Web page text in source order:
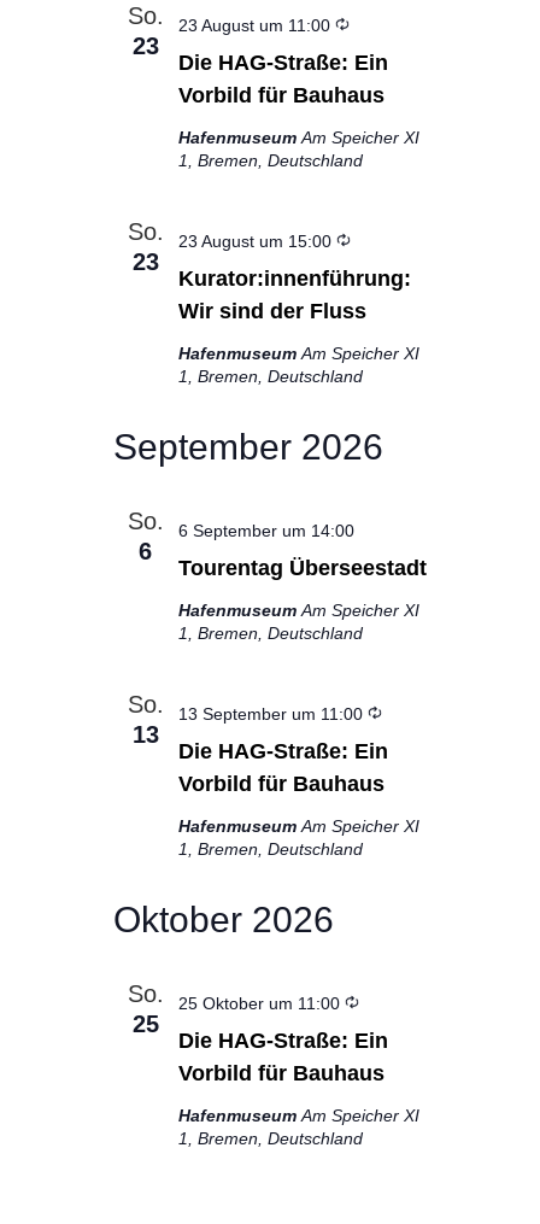
So.
23
Die HAG-Straße: Ein
Vorbild für Bauhaus
23 August um 11:00 Wiederholung
Hafenmuseum Am Speicher XI
1, Bremen, Deutschland
So.
23
Kurator:innenführung:
Wir sind der Fluss
23 August um 15:00 Wiederholung
Hafenmuseum Am Speicher XI
1, Bremen, Deutschland
September 2026
So.
6
Tourentag Überseestadt
6 September um 14:00
Hafenmuseum Am Speicher XI
1, Bremen, Deutschland
So.
13
Die HAG-Straße: Ein
Vorbild für Bauhaus
13 September um 11:00 Wiederholung
Hafenmuseum Am Speicher XI
1, Bremen, Deutschland
Oktober 2026
So.
25
Die HAG-Straße: Ein
Vorbild für Bauhaus
25 Oktober um 11:00 Wiederholung
Hafenmuseum Am Speicher XI
1, Bremen, Deutschland